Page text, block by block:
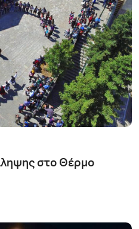
στο Θέρμο